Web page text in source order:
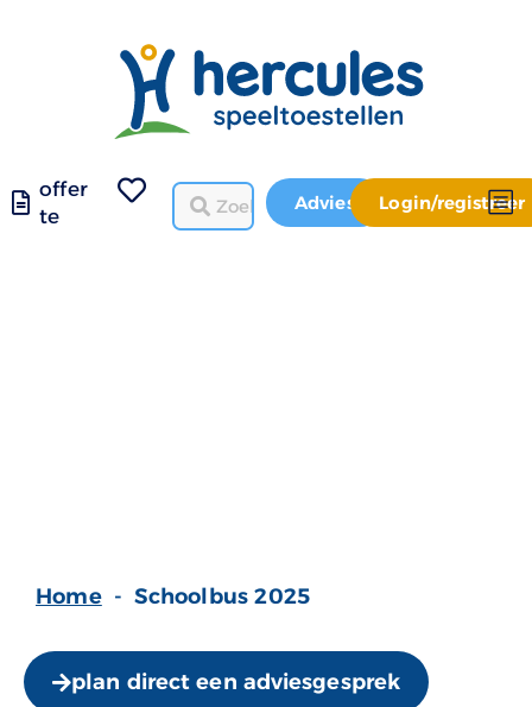
offer
te
Advies Login/registreer
Home - Schoolbus 2025
plan direct een adviesgesprek